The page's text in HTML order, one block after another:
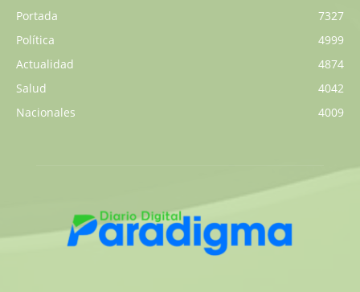
Portada
7327
Política
4999
Actualidad
4874
Salud
4042
Nacionales
4009